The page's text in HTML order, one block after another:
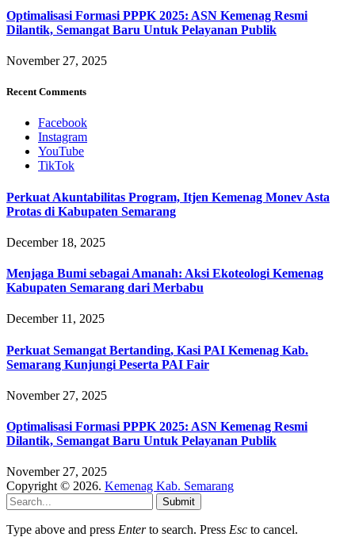
Optimalisasi Formasi PPPK 2025: ASN Kemenag Resmi
Dilantik, Semangat Baru Untuk Pelayanan Publik
November 27, 2025
Recent Comments
Facebook
Instagram
YouTube
TikTok
Perkuat Akuntabilitas Program, Itjen Kemenag Monev Asta
Protas di Kabupaten Semarang
December 18, 2025
Menjaga Bumi sebagai Amanah: Aksi Ekoteologi Kemenag
Kabupaten Semarang dari Merbabu
December 11, 2025
Perkuat Semangat Bertanding, Kasi PAI Kemenag Kab.
Semarang Kunjungi Peserta PAI Fair
November 27, 2025
Optimalisasi Formasi PPPK 2025: ASN Kemenag Resmi
Dilantik, Semangat Baru Untuk Pelayanan Publik
November 27, 2025
Copyright © 2026. Kemenag Kab. Semarang
Submit
Type above and press Enterto search. Press Esc to cancel.